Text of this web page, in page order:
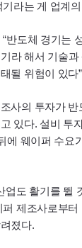
라는 게 업계
반도체 경기는
라 해서 기술
될 위험이 있다
사의 투자가 반
있다. 설비 투
에 웨이퍼 수요
업도 활기를 뛸
제조사로부터
졌다.